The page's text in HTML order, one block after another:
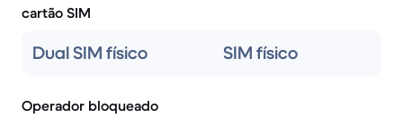
cartão SIM
Dual SIM físico SIM físico
Operador bloqueado